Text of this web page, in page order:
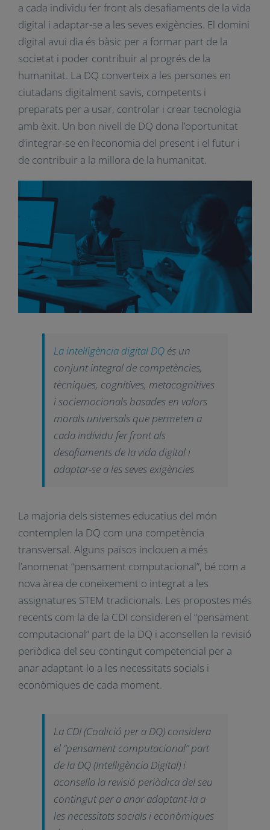
Laintel·ligència digital (DQ)o competència digital
és un conjunt integral de competències,
tècniques, cognitives, metacognitives i
socioemocionals basades en valors morals
universals que permeten a cada individu fer front
als desafiaments de la vida digital i adaptar-se a
les seves exigències. El domini digital avui dia és
bàsic per a formar part de la societat i poder
contribuir al progrés de la humanitat. La DQ
converteix a les persones en ciutadans
digitalment savis, competents i preparats per a
usar, controlar i crear tecnologia amb èxit. Un
bon nivell de DQ dona l’oportunitat d’integrar-se
en l’economia del present i el futur i de contribuir
a la millora de la humanitat.
La intel·ligència digital DQés un
conjunt integral de competències,
basades en valors morals
universals que permeten a cada
individu fer front als desafiaments
de la vida digital i adaptar-se a les
seves exigències
La majoria dels sistemes educatius del món
contemplen la DQ com una competència
transversal. Alguns països inclouen a més
l’anomenat “pensament computacional”, bé com
assignatures STEM tradicionals. Les propostes
més recents com la de la CDI consideren el
“pensament computacional” part de la DQ i
aconsellen la revisió periòdica del seu contingut
competencial per a anar adaptant-lo a les
necessitats socials i econòmiques de cada
moment.